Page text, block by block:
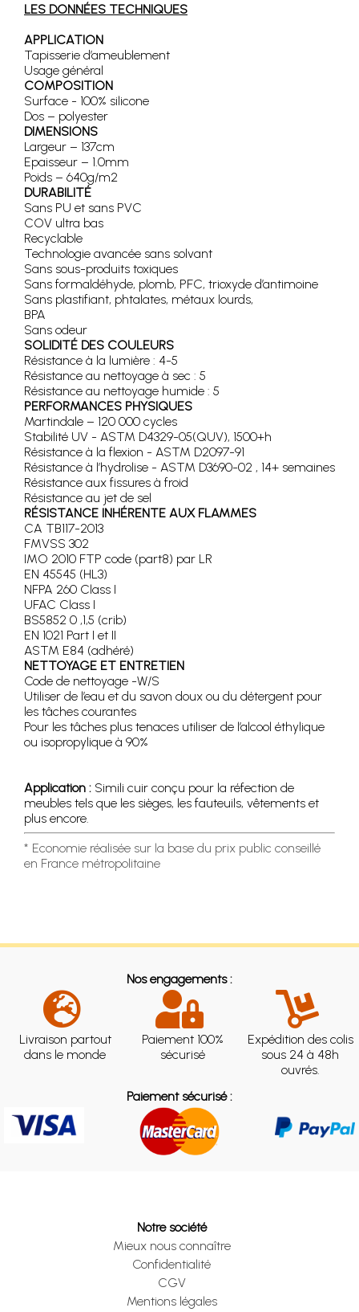
LES DONNÉES TECHNIQUES
APPLICATION
Tapisserie d’ameublement
Usage général
COMPOSITION
Surface - 100% silicone
Dos – polyester
DIMENSIONS
Largeur – 137cm
Epaisseur – 1.0mm
Poids – 640g/m2
DURABILITÉ
Sans PU et sans PVC
COV ultra bas
Recyclable
Technologie avancée sans solvant
Sans sous-produits toxiques
Sans formaldéhyde, plomb, PFC, trioxyde d’antimoine
Sans plastifiant, phtalates, métaux lourds,
BPA
Sans odeur
SOLIDITÉ DES COULEURS
Résistance à la lumière : 4-5
Résistance au nettoyage à sec : 5
Résistance au nettoyage humide : 5
PERFORMANCES PHYSIQUES
Martindale – 120 000 cycles
Stabilité UV - ASTM D4329-05(QUV), 1500+h
Résistance à la flexion - ASTM D2097-91
Résistance à l’hydrolise - ASTM D3690-02 , 14+ semaines
Résistance aux fissures à froid
Résistance au jet de sel
RÉSISTANCE INHÉRENTE AUX FLAMMES
CA TB117-2013
FMVSS 302
IMO 2010 FTP code (part8) par LR
EN 45545 (HL3)
NFPA 260 Class I
UFAC Class I
BS5852 0 ,1,5 (crib)
EN 1021 Part I et II
ASTM E84 (adhéré)
NETTOYAGE ET ENTRETIEN
Code de nettoyage -W/S
Utiliser de l’eau et du savon doux ou du détergent pour
les tâches courantes
Pour les tâches plus tenaces utiliser de l’alcool éthylique
ou isopropylique à 90%
Application : Simili cuir conçu pour la réfection de
meubles tels que les sièges, les fauteuils, vêtements et
plus encore.
* Economie réalisée sur la base du prix public conseillé
en France métropolitaine
Nos engagements :
Livraison partout
dans le monde
Paiement 100%
sécurisé
Expédition des colis
sous 24 à 48h
ouvrés.
Paiement sécurisé :
Notre société
Mieux nous connaître
Confidentialité
CGV
Mentions légales